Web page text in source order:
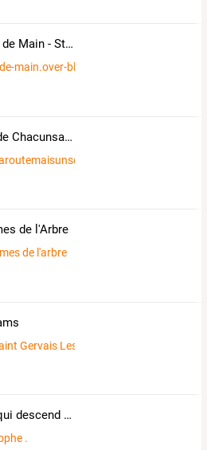
A portée de Main - Stéphanie Tribouillard
main.over-blog.fr " Orlane Médium
Le blog de Chacunsaroutemaisunseulchemin
de l'Arbre
de l'arbre
Gervais Les Bains
Le Pain qui descend du ciel
.